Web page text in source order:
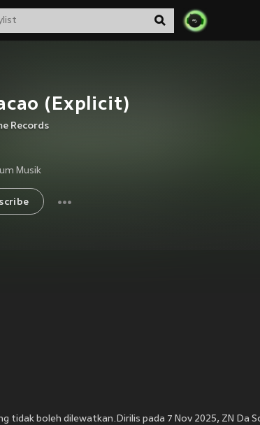
(Explicit)
Records
Musik
tidak boleh dilewatkan.Dirilis pada 7 Nov 2025, ZN Da